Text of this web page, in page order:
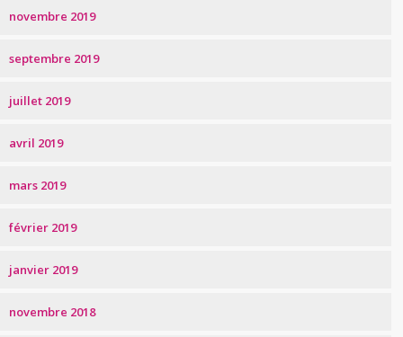
novembre 2019
septembre 2019
juillet 2019
avril 2019
mars 2019
février 2019
janvier 2019
novembre 2018